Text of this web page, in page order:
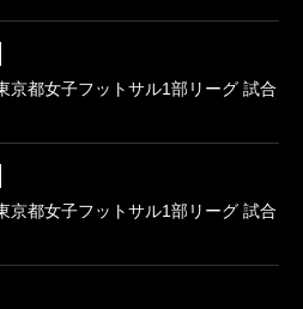
京都女子フットサル1部リーグ 試合
京都女子フットサル1部リーグ 試合